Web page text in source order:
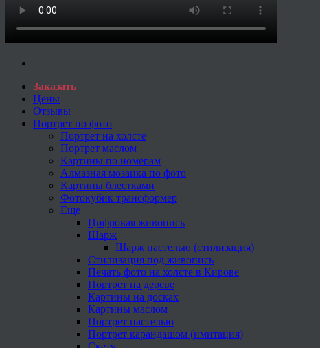
Заказать
Цены
Отзывы
Портрет по фото
Портрет на холсте
Портрет маслом
Картины по номерам
Алмазная мозаика по фото
Картины блестками
Фотокубик трансформер
Еще
Цифровая живопись
Шарж
Шарж пастелью (стилизация)
Стилизация под живопись
Печать фото на холсте в Кирове
Портрет на дереве
Картины на досках
Картины маслом
Портрет пастелью
Портрет карандашом (имитация)